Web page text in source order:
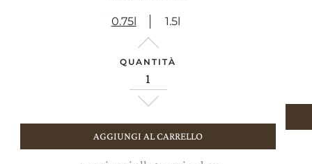
0.75l 1.5l
QUANTITÀ
AGGIUNGI AL CARRELLO